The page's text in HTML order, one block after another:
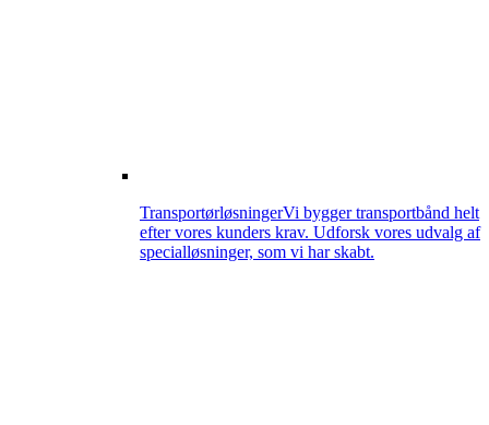
TransportørløsningerVi bygger transportbånd helt
efter vores kunders krav. Udforsk vores udvalg af
specialløsninger, som vi har skabt.